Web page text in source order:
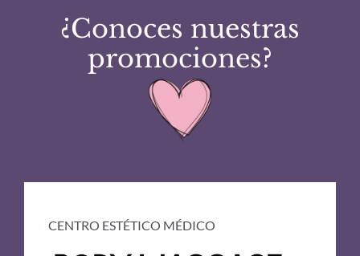
¿Conoces nuestras
promociones?
CENTRO ESTÉTICO MÉDICO